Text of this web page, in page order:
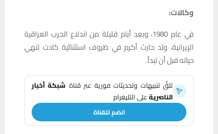
وكالات:
في عام 1980، وبعد أيام قليلة من اندلاع الحرب العراقية
الإيرانية، ولد حارث أكرم في ظروف استثنائية كادت تنهي
حياته قبل أن تبدأ.
تلقَّ تنبيهات وتحديثات فورية عبر قناة شبكة أخبار
الناصريةعلى التليغرام
انضم للقناة